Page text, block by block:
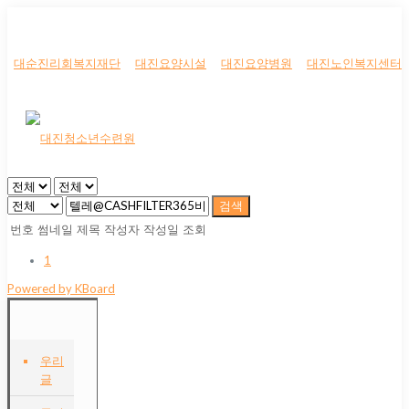
대순진리회복지재단 대진요양시설 대진요양병원 대진노인복지센터
검색
번호 썸네일 제목 작성자 작성일 조회
1
Powered by KBoard
우리
글